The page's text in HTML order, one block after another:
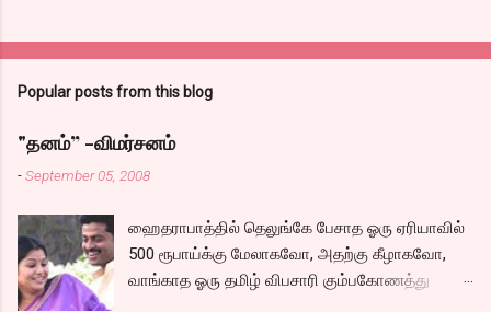
Popular posts from this blog
"தனம்” -விமர்சனம்
-September 05, 2008
ஹைதராபாத்தில் தெலுங்கே பேசாத ஓரு ஏரியாவில்
500 ரூபாய்க்கு மேலாகவோ, அதற்கு கீழாகவோ,
வாங்காத ஓரு தமிழ் விபசாரி கும்பகோணத்து